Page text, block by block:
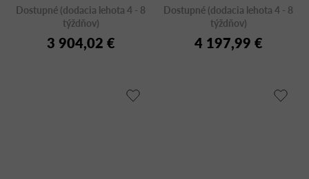
Dostupné (dodacia lehota 4 - 8
týždňov)
3 904,02 €
Dostupné (dodacia lehota 4 - 8
týždňov)
4 197,99 €